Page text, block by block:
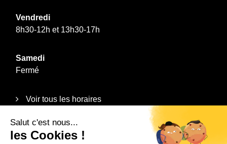
Vendredi
8h30-12h et 13h30-17h
Samedi
Fermé
Voir tous les horaires
Informations